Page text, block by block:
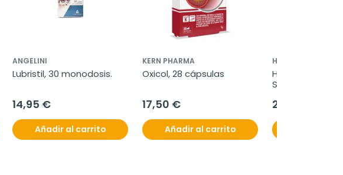
ANGELINI
Lubristil, 30 monodosis.
14,95 €
Añadir al carrito
KERN PHARMA
Oxicol, 28 cápsulas
17,50 €
Añadir al carrito
HELIOCARE
Heliocare 360º
SPF50, 50 ml
21,95 €